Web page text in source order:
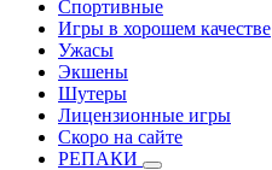
Спортивные
Игры в хорошем качестве
Ужасы
Экшены
Шутеры
Лицензионные игры
Скоро на сайте
РЕПАКИ